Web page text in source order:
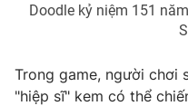
VTV9
Doodle kỷ niệm 151
Trong game, người chơi
"hiệp sĩ" kem có thể